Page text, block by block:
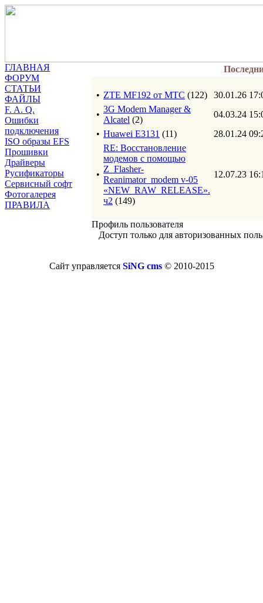
ГЛАВНАЯ
ФОРУМ
СТАТЬИ
ФАЙЛЫ
F. A. Q.
Ошибки
подключения
ISO образы EFS
Прошивки
Драйверы
Русификаторы
Сервисный софт
Фотогалерея
ПРАВИЛА
• ZTE MF192 от МТС (122)
30.01.26
•
3G Modem Manager &
Alcatel (2)
04.03.24
• Huawei E3131 (11) 28.01.24
•
RE: Восстановление
модемов с помощью
Z_Flasher-
Reanimator_modem v-05
«NEW_RAW_RELEASE».
ч2 (149)
12.07.23
Профиль пользователя
Доступ только для авторизованных
Сайт управляется SiNG cms© 2010-2015